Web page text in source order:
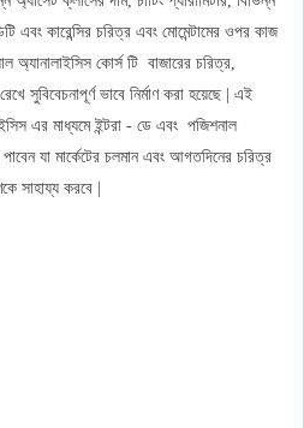
এবং কারেন্সির চরিত্র এবং মোমেন্টামের ওপর কাজ
অ্যানালাইসিস কোর্স টি বাজারের চরিত্র,
সুবিবেচনাপূর্ণ ভাবে নির্মাণ করা হয়েছে | এই
এর মাধ্যমে ইন্টরা - ডে এবং পজিশনাল
যা মার্কেটের চলমান এবং আগতদিনের চরিত্র
সাহায্য করবে |